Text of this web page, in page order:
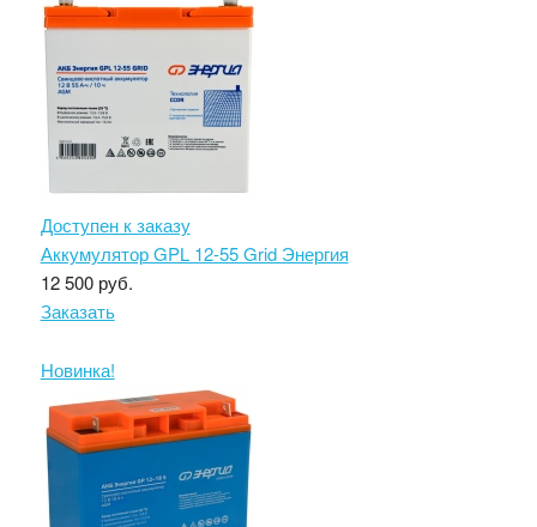
Доступен к заказу
Аккумулятор GPL 12-55 Grid Энергия
12 500 руб.
Заказать
Новинка!